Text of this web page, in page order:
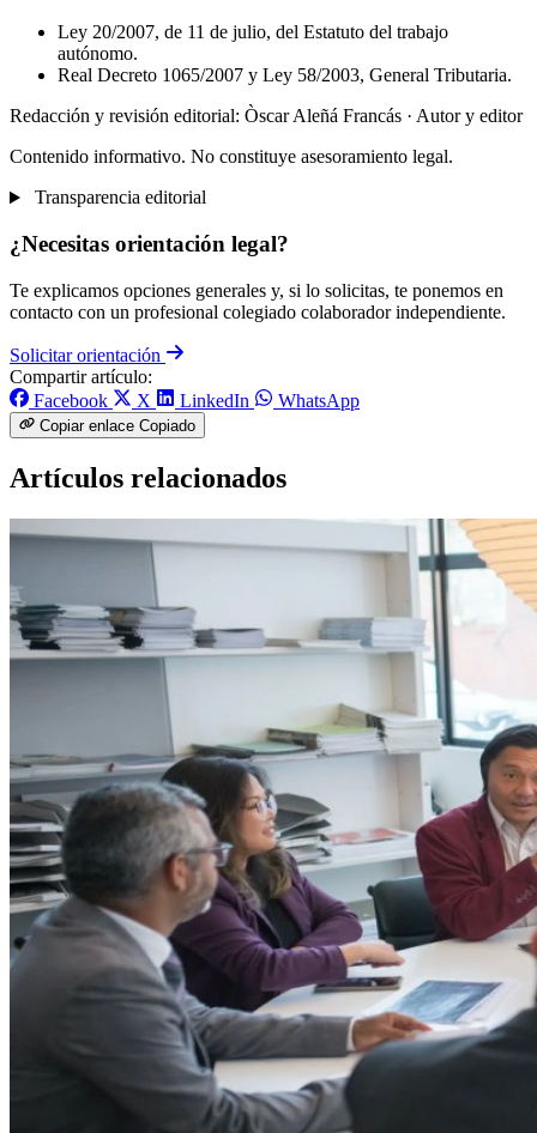
Ley 20/2007, de 11 de julio, del Estatuto del trabajo
autónomo.
Real Decreto 1065/2007 y Ley 58/2003, General Tributaria.
Redacción y revisión editorial: Òscar Aleñá Francás · Autor y editor
Contenido informativo. No constituye asesoramiento legal.
Transparencia editorial
¿Necesitas orientación legal?
Te explicamos opciones generales y, si lo solicitas, te ponemos en
contacto con un profesional colegiado colaborador independiente.
Solicitar orientación
Compartir artículo:
Facebook
X LinkedIn WhatsApp
Copiar enlace Copiado
Artículos relacionados